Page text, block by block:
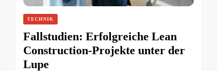
TECHNIK
Fallstudien: Erfolgreiche Lean
Construction-Projekte unter der
Lupe